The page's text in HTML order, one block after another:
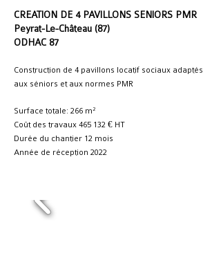
CREATION DE 4 PAVILLONS SENIORS PMR
Peyrat-Le-Château (87)
ODHAC 87
Construction de 4 pavillons locatif sociaux adaptés
aux séniors et aux normes PMR
Surface totale: 266 m²
Coût des travaux 465 132 € HT
Durée du chantier 12 mois
Année de réception 2022